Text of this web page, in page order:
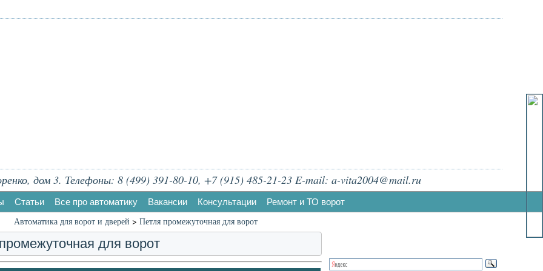
дом 3. Телефоны: 8 (499) 391-80-10, +7 (915) 485-21-23 E-mail: a-vita2004@mail.ru
Статьи Все про автоматику Вакансии Консультации Ремонт и ТО ворот
Автоматика для ворот и дверей > Петля промежуточная для ворот
для ворот